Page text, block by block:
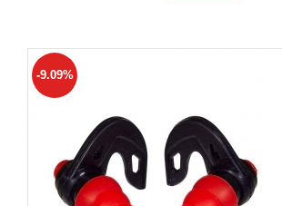
-9.09%